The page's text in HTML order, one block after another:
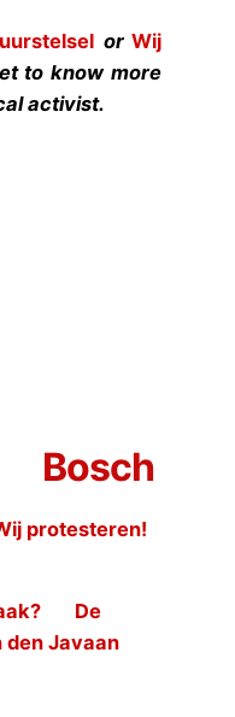
orWij
to know more
activist.
Bosch
protesteren!
De
den Javaan